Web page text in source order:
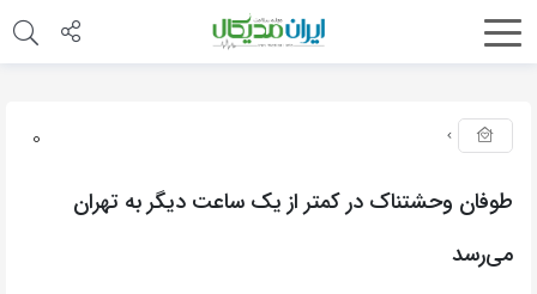
0
طوفان وحشتناک در کمتر از یک ساعت دیگر به تهران
می‌رسد